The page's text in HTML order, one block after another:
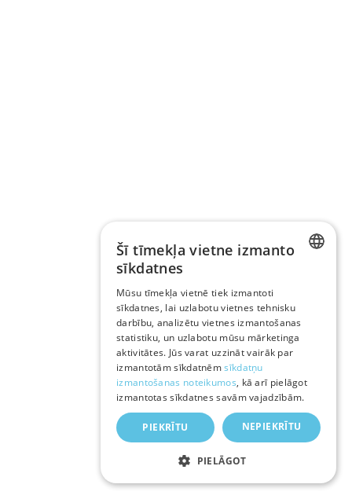
RUSSIAN
ENGLISH
Šī tīmekļa vietne izmanto
sīkdatnes
Mūsu tīmekļa vietnē tiek izmantoti
sīkdatnes, lai uzlabotu vietnes tehnisku
darbību, analizētu vietnes izmantošanas
statistiku, un uzlabotu mūsu mārketinga
aktivitātes. Jūs varat uzzināt vairāk par
izmantotām sīkdatnēmsīkdatņu
izmantošanas noteikumos, kā arī pielāgot
izmantotas sīkdatnes savām vajadzībām.
PIEKRĪTU NEPIEKRĪTU
PIELĀGOT